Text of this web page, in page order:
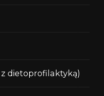
dietoprofilaktyką)